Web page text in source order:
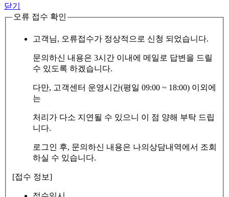
닫기
오류 접수 확인
고객님, 오류접수가 정상적으로 신청 되었습니다.
문의하신 내용은 3시간 이내에 메일로 답변을 드릴
수 있도록 하겠습니다.
다만, 고객센터 운영시간(평일 09:00 ~ 18:00) 이외에
는
처리가 다소 지연될 수 있으니 이 점 양해 부탁 드립
니다.
로그인 후, 문의하신 내용은 나의상담내역에서 조회
하실 수 있습니다.
[접수 정보]